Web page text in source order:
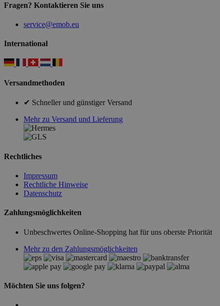
Fragen? Kontaktieren Sie uns
service@emob.eu
International
Versandmethoden
✔ Schneller und günstiger Versand
Mehr zu Versand und Lieferung
Rechtliches
Impressum
Rechtliche Hinweise
Datenschutz
Zahlungsmöglichkeiten
Unbeschwertes Online-Shopping hat für uns oberste Priorität
Mehr zu den Zahlungsmöglichkeiten
Möchten Sie uns folgen?